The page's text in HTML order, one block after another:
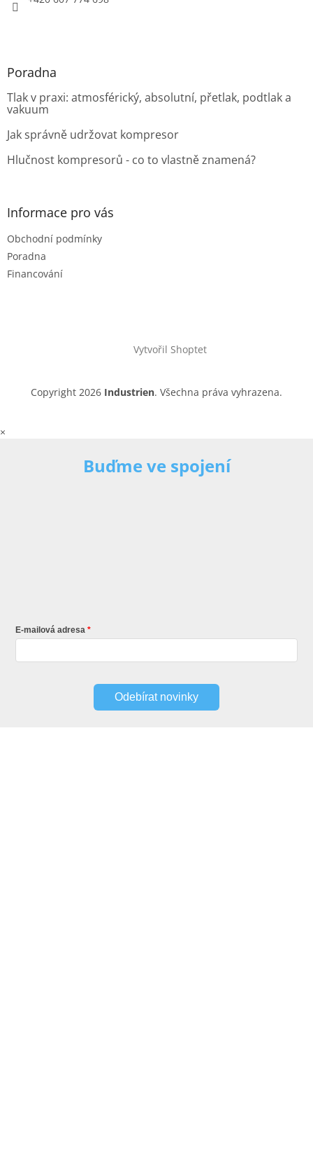
Poradna
Tlak v praxi: atmosférický, absolutní, přetlak, podtlak a
vakuum
Jak správně udržovat kompresor
Hlučnost kompresorů - co to vlastně znamená?
Informace pro vás
Obchodní podmínky
Poradna
Financování
Vytvořil Shoptet
Copyright 2026 Industrien. Všechna práva vyhrazena.
×
Buďme ve spojení
E-mailová adresa
Odebírat novinky